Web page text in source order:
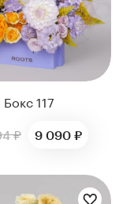
Бокс 117
₽
9 090 ₽
букета: